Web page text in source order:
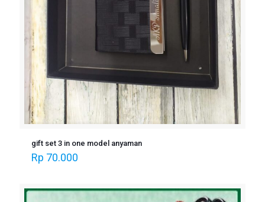
gift set 3 in one model anyaman
Rp 70.000